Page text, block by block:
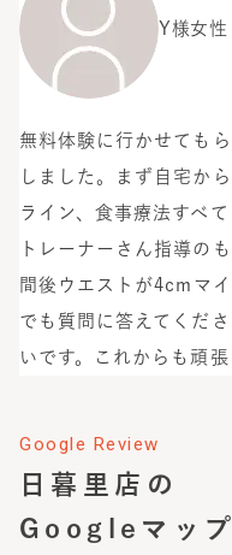
Y様女性
無料体験に行かせても
しました。まず自宅か
ライン、食事療法すべ
トレーナーさん指導の
間後ウエストが4cmマ
でも質問に答えてくだ
いです。これからも頑張
日暮里店 の
Googleマップ
Google Review